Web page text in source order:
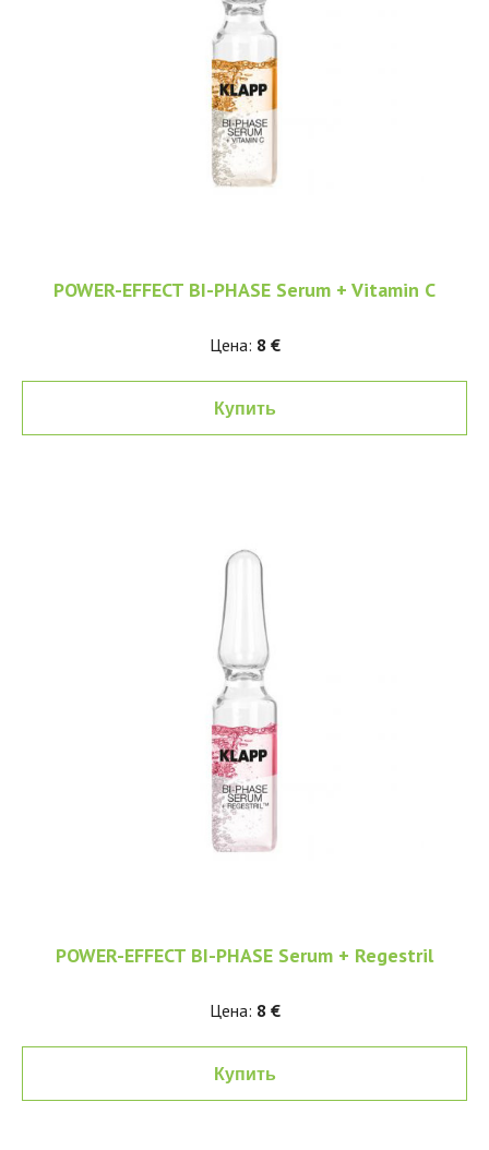
POWER-EFFECT BI-PHASE Serum + Vitamin C
Цена: 8 €
Купить
POWER-EFFECT BI-PHASE Serum + Regestril
Цена: 8 €
Купить